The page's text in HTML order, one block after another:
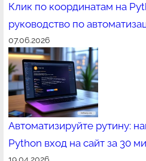
Клик по координатам на
руководство по
07.06.2026
Автоматизируйте рутину:
Python вход на сайт за 30
19.04.2026